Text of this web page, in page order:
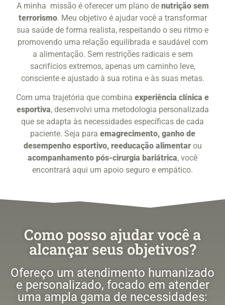
A minha missão é oferecer um plano de nutrição sem
terrorismo. Meu objetivo é ajudar você a transformar
sua saúde de forma realista, respeitando o seu ritmo e
promovendo uma relação equilibrada e saudável com
a alimentação. Sem restrições radicais e sem
sacrifícios extremos, apenas um caminho leve,
consciente e ajustado à sua rotina e às suas metas.
Com uma trajetória que combina experiência clínica e
esportiva, desenvolvi uma metodologia personalizada
que se adapta às necessidades específicas de cada
paciente. Seja para emagrecimento, ganho de
desempenho esportivo, reeducação alimentarou
acompanhamento pós-cirurgia bariátrica, você
encontrará aqui um apoio seguro e empático.
Como posso ajudar você a
alcançar seus objetivos?
Ofereço um atendimento humanizado
e personalizado, focado em atender
uma ampla gama de necessidades: